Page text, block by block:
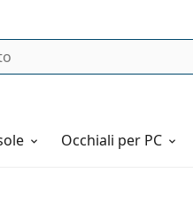
Occhiali per PC